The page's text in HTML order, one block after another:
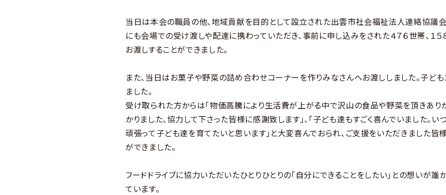
当日は本会の職員の他、地域貢献を目的として設立された出雲市社会福祉法人連絡協議会
にも会場での受け渡しや配達に携わっていただき、事前に申し込みをされた４７６世帯、１
お渡しすることができました。
また、当日はお菓子や野菜の詰め合わせコーナーを作りみなさんへお渡ししました。子ど
ました。
受け取られた方からは「物価高騰により生活費が上がる中で沢山の食品や野菜を頂きあり
かりました、協力して下さった皆様に感謝致します」、「子ども達もすごく喜んでいました。い
頑張って子ども達を育てたいと思います」と大変喜んでおられ、ご支援をいただきました皆
ができました。
フードドライブに協力いただいたひとりひとりの「自分にできることをしたい」との想いが
ています。